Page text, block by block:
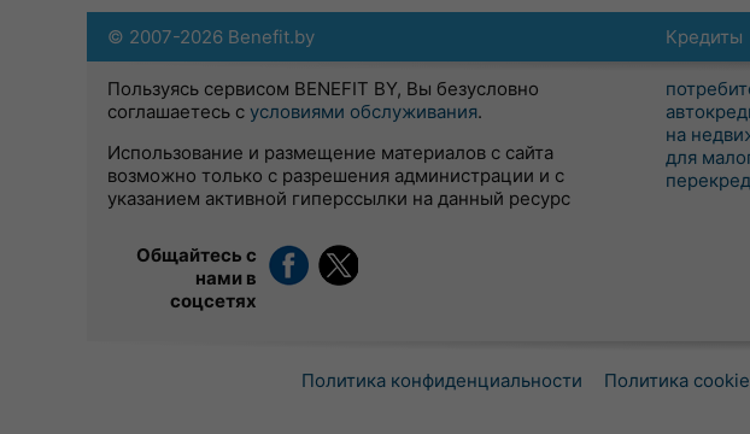
Кредиты
на
для
© 2007-2026 Benefit.by
Пользуясь сервисом BENEFIT BY, Вы безусловно
соглашаетесь с условиями обслуживания.
Использование и размещение материалов с сайта
возможно только с разрешения администрации и с
указанием активной гиперссылки на данный ресурс
Общайтесь с
нами в
соцсетях
Политика конфиденциальности Политика cookie